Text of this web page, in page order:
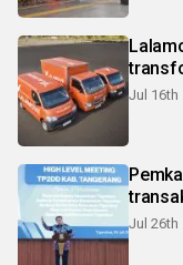
Jul 16th
Jul 26th